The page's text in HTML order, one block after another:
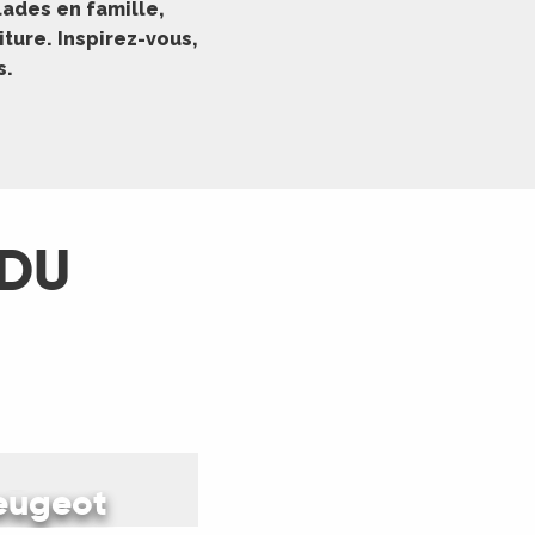
en famille,
Inspirez-vous,